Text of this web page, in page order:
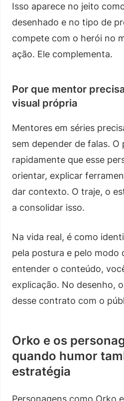
Isso aparece no jeito
desenhado e no tipo de
compete com o herói no
ação. Ele complementa.
Por que mentor
visual própria
Mentores em séries
sem depender de falas. O
rapidamente que esse
orientar, explicar
dar contexto. O traje, o
a consolidar isso.
Na vida real, é como
pela postura e pelo modo
entender o conteúdo,
explicação. No desenho,
desse contrato com o
Orko e os
quando humor
estratégia
Personagens como Orko